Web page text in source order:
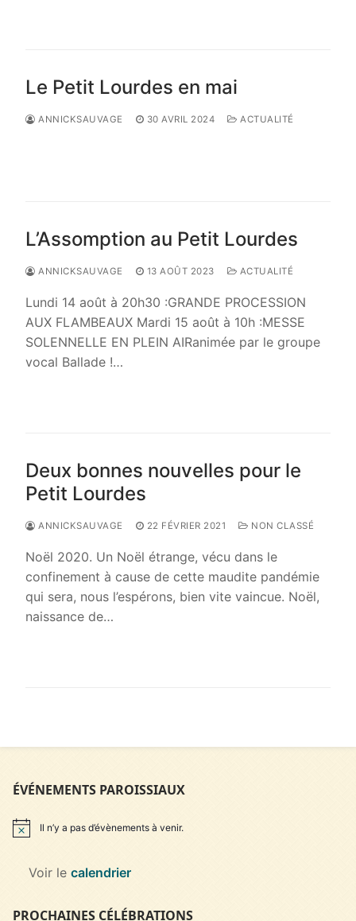
Le Petit Lourdes en mai
ANNICKSAUVAGE 30 AVRIL 2024 ACTUALITÉ
L’Assomption au Petit Lourdes
ANNICKSAUVAGE 13 AOÛT 2023 ACTUALITÉ
Lundi 14 août à 20h30 :GRANDE PROCESSION
AUX FLAMBEAUX Mardi 15 août à 10h :MESSE
SOLENNELLE EN PLEIN AIRanimée par le groupe
vocal Ballade !…
Deux bonnes nouvelles pour le
Petit Lourdes
ANNICKSAUVAGE 22 FÉVRIER 2021 NON CLASSÉ
Noël 2020. Un Noël étrange, vécu dans le
confinement à cause de cette maudite pandémie
qui sera, nous l’espérons, bien vite vaincue. Noël,
naissance de…
ÉVÉNEMENTS PAROISSIAUX
NoticeIl n’y a pas d’évènements à venir.
Voir le calendrier
PROCHAINES CÉLÉBRATIONS